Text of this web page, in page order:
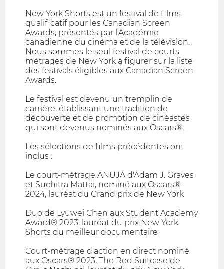
New York Shorts est un festival de films
qualificatif pour les Canadian Screen
Awards, présentés par l'Académie
canadienne du cinéma et de la télévision.
Nous sommes le seul festival de courts
métrages de New York à figurer sur la liste
des festivals éligibles aux Canadian Screen
Awards.
Le festival est devenu un tremplin de
carrière, établissant une tradition de
découverte et de promotion de cinéastes
qui sont devenus nominés aux Oscars®.
Les sélections de films précédentes ont
inclus :
Le court-métrage ANUJA d'Adam J. Graves
et Suchitra Mattai, nominé aux Oscars®
2024, lauréat du Grand prix de New York
Duo de Lyuwei Chen aux Student Academy
Award® 2023, lauréat du prix New York
Shorts du meilleur documentaire
Court-métrage d'action en direct nominé
aux Oscars® 2023, The Red Suitcase de